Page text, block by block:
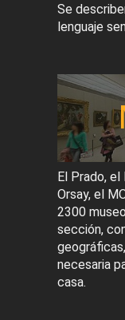
Se
lenguaje
El Prado, el
Orsay, el
2300
sección,
necesaria
casa.